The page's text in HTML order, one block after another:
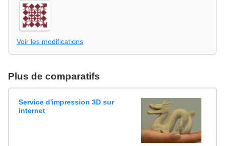
Voir les modifications
Plus de comparatifs
Service d'impression 3D sur
internet